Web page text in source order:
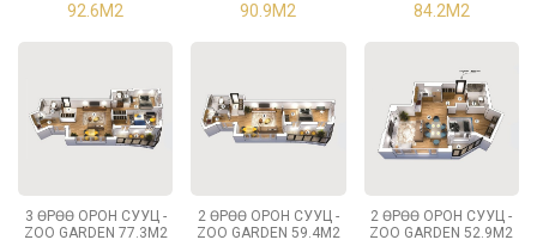
92.6М2 90.9М2 84.2М2
3 ӨРӨӨ ОРОН СУУЦ -
ZOO GARDEN 77.3М2
2 ӨРӨӨ ОРОН СУУЦ -
ZOO GARDEN 59.4М2
2 ӨРӨӨ ОРОН СУУЦ -
ZOO GARDEN 52.9М2